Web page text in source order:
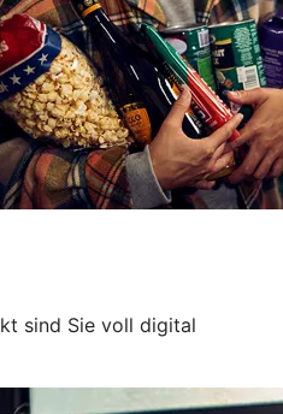
sind Sie voll digital